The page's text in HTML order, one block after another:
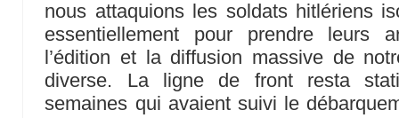
nous attaquions les soldats hitlériens
essentiellement pour prendre leurs
l’édition et la diffusion massive de
diverse. La ligne de front resta
semaines qui avaient suivi le